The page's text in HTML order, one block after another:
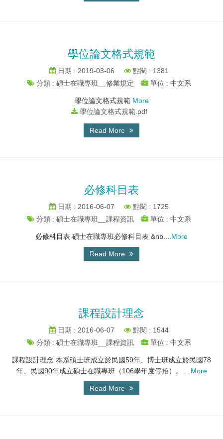
學位論文格式規範
日期 : 2019-03-06
點閱 : 1381
分類 : 碩士在職專班__修業規定
單位 : 中文系
學位論文格式規範 More
學位論文格式規範.pdf
Read More
必修科目表
日期 : 2016-06-07
點閱 : 1725
分類 : 碩士在職專班__課程資訊
單位 : 中文系
必修科目表 碩士在職專班必修科目表 &nb.... More
Read More
課程設計理念
日期 : 2016-06-07
點閱 : 1544
分類 : 碩士在職專班__課程資訊
單位 : 中文系
課程設計理念 本系碩士班成立於民國59年、博士班成立於民國78
年、民國90年成立碩士在職專班（106學年度停招）。.... More
Read More